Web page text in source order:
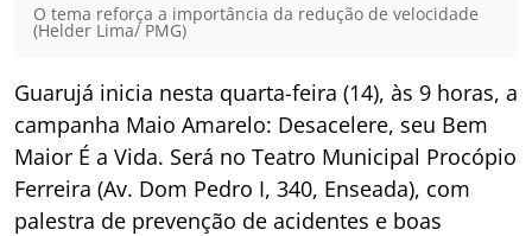
O tema reforça a importância da redução de velocidade
(Helder Lima/ PMG)
Guarujá inicia nesta quarta-feira (14), às 9 horas, a
campanha Maio Amarelo: Desacelere, seu Bem
Maior É a Vida. Será no Teatro Municipal Procópio
Ferreira (Av. Dom Pedro I, 340, Enseada), com
palestra de prevenção de acidentes e boas